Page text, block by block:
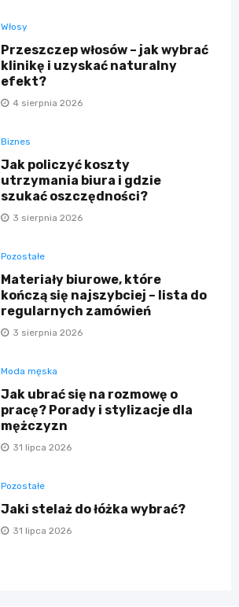
Włosy
Przeszczep włosów – jak wybrać
klinikę i uzyskać naturalny
efekt?
4 sierpnia 2026
Biznes
Jak policzyć koszty
utrzymania biura i gdzie
szukać oszczędności?
3 sierpnia 2026
Pozostałe
Materiały biurowe, które
kończą się najszybciej – lista do
regularnych zamówień
3 sierpnia 2026
Moda męska
Jak ubrać się na rozmowę o
pracę? Porady i stylizacje dla
mężczyzn
31 lipca 2026
Pozostałe
Jaki stelaż do łóżka wybrać?
31 lipca 2026